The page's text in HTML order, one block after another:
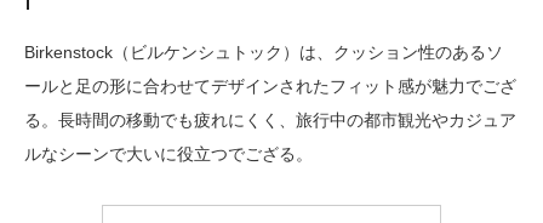
Birkenstock（ビルケンシュトック）は、クッション性のあるソ
ールと足の形に合わせてデザインされたフィット感が魅力でござ
る。長時間の移動でも疲れにくく、旅行中の都市観光やカジュア
ルなシーンで大いに役立つでござる。